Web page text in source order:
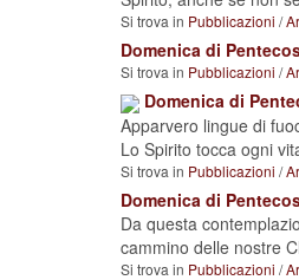
Si trova in Pubblicazioni /
Domenica di
Si trova in Pubblicazioni /
Domenica di
Apparvero lingue di
Lo Spirito tocca ogni
Si trova in Pubblicazioni /
Domenica di
Da questa
cammino delle nostre
Si trova in Pubblicazioni /